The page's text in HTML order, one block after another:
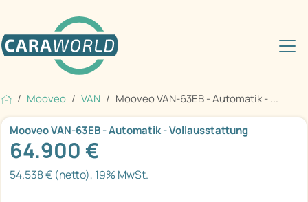
Mooveo VAN Mooveo VAN-63EB - Automatik - ...
Mooveo VAN-63EB - Automatik - Vollausstattung
64.900 €
54.538 € (netto), 19% MwSt.